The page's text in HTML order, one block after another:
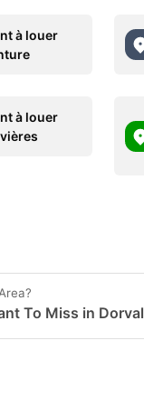
à louer
à louer
To Miss in Dorval